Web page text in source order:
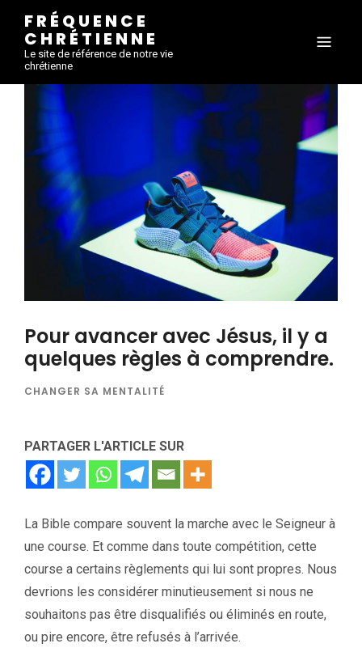
FRÉQUENCE
CHRÉTIENNE
Le site de référence de notre vie
chrétienne
Pour avancer avec Jésus, il y a
quelques règles à comprendre.
CHANGER SA MENTALITÉ
PARTAGER L'ARTICLE SUR
La Bible compare souvent la marche avec le Seigneur à
une course. Et comme dans toute compétition, cette
course a certains règlements qui lui sont propres. Nous
devrions les considérer minutieusement si nous ne
souhaitons pas être disqualifiés ou éliminés en route,
ou pire encore, être refusés à l’arrivée.